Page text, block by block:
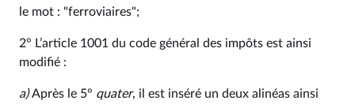
le mot : "ferroviaires";
2° L’article 1001 du code général des impôts est ainsi
modifié :
a)Après le 5° quater, il est inséré un deux alinéas ainsi